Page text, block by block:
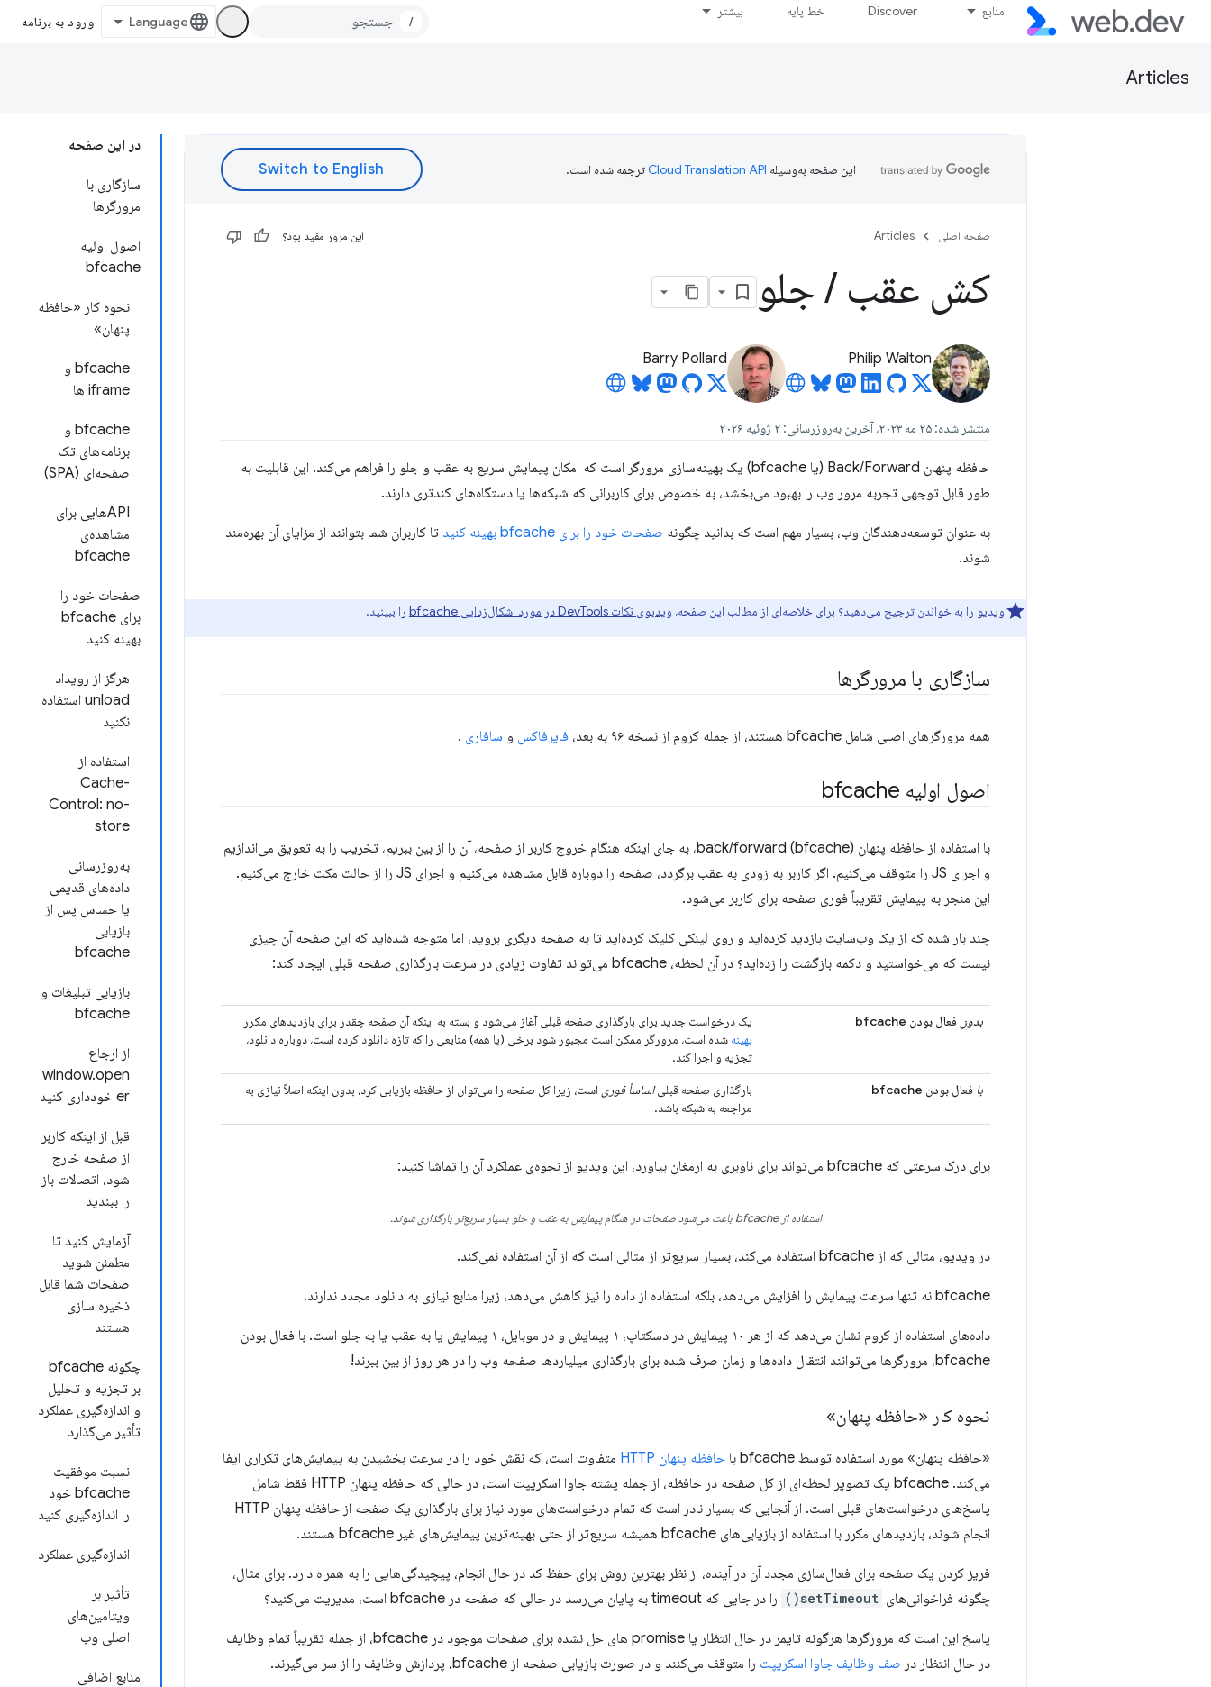
منابع Discover خط پایه بیشتر
/ ورود به برنامه
Articles
در این صفحه
سازگاری با
مرورگرها
اصول اولیه
bfcache
نحوه کار «حافظه
پنهان»
bfcache و
iframe ها
bfcache و
برنامه‌های تک
صفحه‌ای (SPA)
APIهایی برای
مشاهده‌ی
bfcache
صفحات خود را
برای bfcache
بهینه کنید
هرگز از رویداد
unload استفاده
نکنید
استفاده از
Cache-
Control: no-
store
به‌روزرسانی
داده‌های قدیمی
یا حساس پس از
بازیابی
bfcache
بازیابی تبلیغات و
bfcache
از ارجاع
window.open
er خودداری کنید
قبل از اینکه کاربر
از صفحه خارج
شود، اتصالات باز
را ببندید
آزمایش کنید تا
مطمئن شوید
صفحات شما قابل
ذخیره سازی
هستند
چگونه bfcache
بر تجزیه و تحلیل
و اندازه‌گیری عملکرد
تأثیر می‌گذارد
نسبت موفقیت
bfcache خود
را اندازه‌گیری کنید
اندازه‌گیری عملکرد
تأثیر بر
ویتامین‌های
اصلی وب
منابع اضافی
این صفحه به‌وسیله ترجمه شده است.
صفحه اصلی Articles این مرور مفید بود؟
کش عقب/ جلو
Philip Walton
Barry Pollard
منتشر شده: ۲۵ مه ۲۰۲۳، آخرین به‌روزرسانی: ۲ ژوئیه ۲۰۲۶
حافظه پنهان Back/Forward (یا bfcache) یک بهینه‌سازی مرورگر است که امکان پیمایش سریع به عقب و جلو را فراهم می‌کند. این قابلیت به
طور قابل توجهی تجربه مرور وب را بهبود می‌بخشد، به خصوص برای کاربرانی که شبکه‌ها یا دستگاه‌های کندتری دارند.
به عنوان توسعه‌دهندگان وب، بسیار مهم است که بدانید چگونه صفحات خود را برای bfcache بهینه کنید
تا کاربران شما بتوانند از مزایای آن بهره‌مند
شوند.
ویدیو را به خواندن ترجیح می‌دهید؟ برای خلاصه‌ای از مطالب این صفحه، ویدیوی نکات DevTools در مورد اشکال‌زدایی bfcache را ببینید.
سازگاری با مرورگرها
همه مرورگرهای اصلی شامل bfcache هستند، از جمله کروم از نسخه ۹۶ به بعد، فایرفاکس و سافاری .
اصول اولیه bfcache
با استفاده از حافظه پنهان back/forward (bfcache)، به جای اینکه هنگام خروج کاربر از صفحه، آن را از بین ببریم، تخریب را به تعویق می‌اندازیم
و اجرای JS را متوقف می‌کنیم. اگر کاربر به زودی به عقب برگردد، صفحه را دوباره قابل مشاهده می‌کنیم و اجرای JS را از حالت مکث خارج می‌کنیم.
این منجر به پیمایش تقریباً فوری صفحه برای کاربر می‌شود.
چند بار شده که از یک وب‌سایت بازدید کرده‌اید و روی لینکی کلیک کرده‌اید تا به صفحه دیگری بروید، اما متوجه شده‌اید که این صفحه آن چیزی
نیست که می‌خواستید و دکمه بازگشت را زده‌اید؟ در آن لحظه، bfcache می‌تواند تفاوت زیادی در سرعت بارگذاری صفحه قبلی ایجاد کند:
بدون فعال بودن bfcache
یک درخواست جدید برای بارگذاری صفحه قبلی آغاز می‌شود و بسته به اینکه آن صفحه چقدر برای بازدیدهای مکرر
بهینه شده است، مرورگر ممکن است مجبور شود برخی (یا همه) منابعی را که تازه دانلود کرده است، دوباره دانلود،
تجزیه و اجرا کند.
با فعال بودن bfcache بارگذاری صفحه قبلیاساساً فوری است، زیرا کل صفحه را می‌توان از حافظه بازیابی کرد، بدون اینکه اصلاً نیازی به
مراجعه به شبکه باشد.
برای درک سرعتی که bfcache می‌تواند برای ناوبری به ارمغان بیاورد، این ویدیو از نحوه‌ی عملکرد آن را تماشا کنید:
استفاده از bfcache باعث می‌شود صفحات در هنگام پیمایش به عقب و جلو بسیار سریع‌تر بارگذاری شوند.
در ویدیو، مثالی که از bfcache استفاده می‌کند، بسیار سریع‌تر از مثالی است که از آن استفاده نمی‌کند.
bfcache نه تنها سرعت پیمایش را افزایش می‌دهد، بلکه استفاده از داده را نیز کاهش می‌دهد، زیرا منابع نیازی به دانلود مجدد ندارند.
داده‌های استفاده از کروم نشان می‌دهد که از هر ۱۰ پیمایش در دسکتاپ، ۱ پیمایش و در موبایل، ۱ پیمایش یا به عقب یا به جلو است. با فعال بودن
bfcache، مرورگرها می‌توانند انتقال داده‌ها و زمان صرف شده برای بارگذاری میلیاردها صفحه وب را در هر روز از بین ببرند!
نحوه کار «حافظه پنهان»
«حافظه پنهان» مورد استفاده توسط bfcache با حافظه پنهان HTTP
متفاوت است، که نقش خود را در سرعت بخشیدن به پیمایش‌های تکراری ایفا
می‌کند. bfcache یک تصویر لحظه‌ای از کل صفحه در حافظه، از جمله پشته جاوا اسکریپت است، در حالی که حافظه پنهان HTTP فقط شامل
پاسخ‌های درخواست‌های قبلی است. از آنجایی که بسیار نادر است که تمام درخواست‌های مورد نیاز برای بارگذاری یک صفحه از حافظه پنهان HTTP
انجام شوند، بازدیدهای مکرر با استفاده از بازیابی‌های bfcache همیشه سریع‌تر از حتی بهینه‌ترین پیمایش‌های غیر bfcache هستند.
فریز کردن یک صفحه برای فعال‌سازی مجدد آن در آینده، از نظر بهترین روش برای حفظ کد در حال انجام، پیچیدگی‌هایی را به همراه دارد. برای مثال،
چگونه فراخوانی‌های setTimeout() را در جایی که timeout به پایان می‌رسد در حالی که صفحه در bfcache است، مدیریت می‌کنید؟
پاسخ این است که مرورگرها هرگونه تایمر در حال انتظار یا promise های حل نشده برای صفحات موجود در bfcache، از جمله تقریباً تمام وظایف
در حال انتظار در صف وظایف جاوا اسکریپت را متوقف می‌کنند و در صورت بازیابی صفحه از bfcache، پردازش وظایف را از سر می‌گیرند.